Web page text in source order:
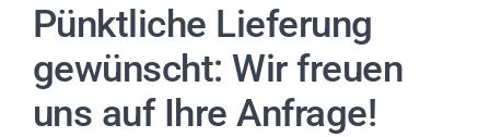
Pünktliche Lieferung
gewünscht: Wir freuen
uns auf Ihre Anfrage!